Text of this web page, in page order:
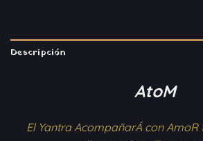
Descripción
AtoM
El Yantra AcompañarÁ con